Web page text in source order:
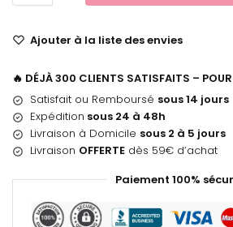
Ajouter à la liste des envies
🔥 DÉJÀ 300 CLIENTS SATISFAITS –
Satisfait ou Remboursé sous 14 jours
Expédition sous 24 à 48h
Livraison à Domicile sous 2 à 5 jours
Livraison OFFERTE dès 59€ d’achat
Paiement 100%